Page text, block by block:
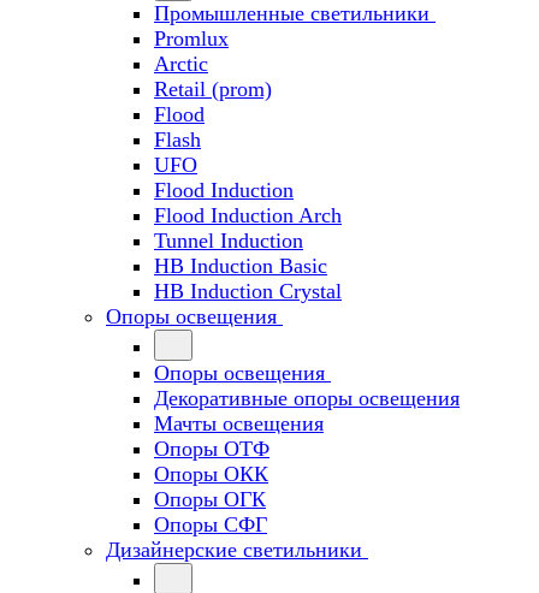
Промышленные светильники
Promlux
Arctic
Retail (prom)
Flood
Flash
UFO
Flood Induction
Flood Induction Arch
Tunnel Induction
HB Induction Basic
HB Induction Crystal
Опоры освещения
Опоры освещения
Декоративные опоры освещения
Мачты освещения
Опоры ОТФ
Опоры ОКК
Опоры ОГК
Опоры СФГ
Дизайнерские светильники